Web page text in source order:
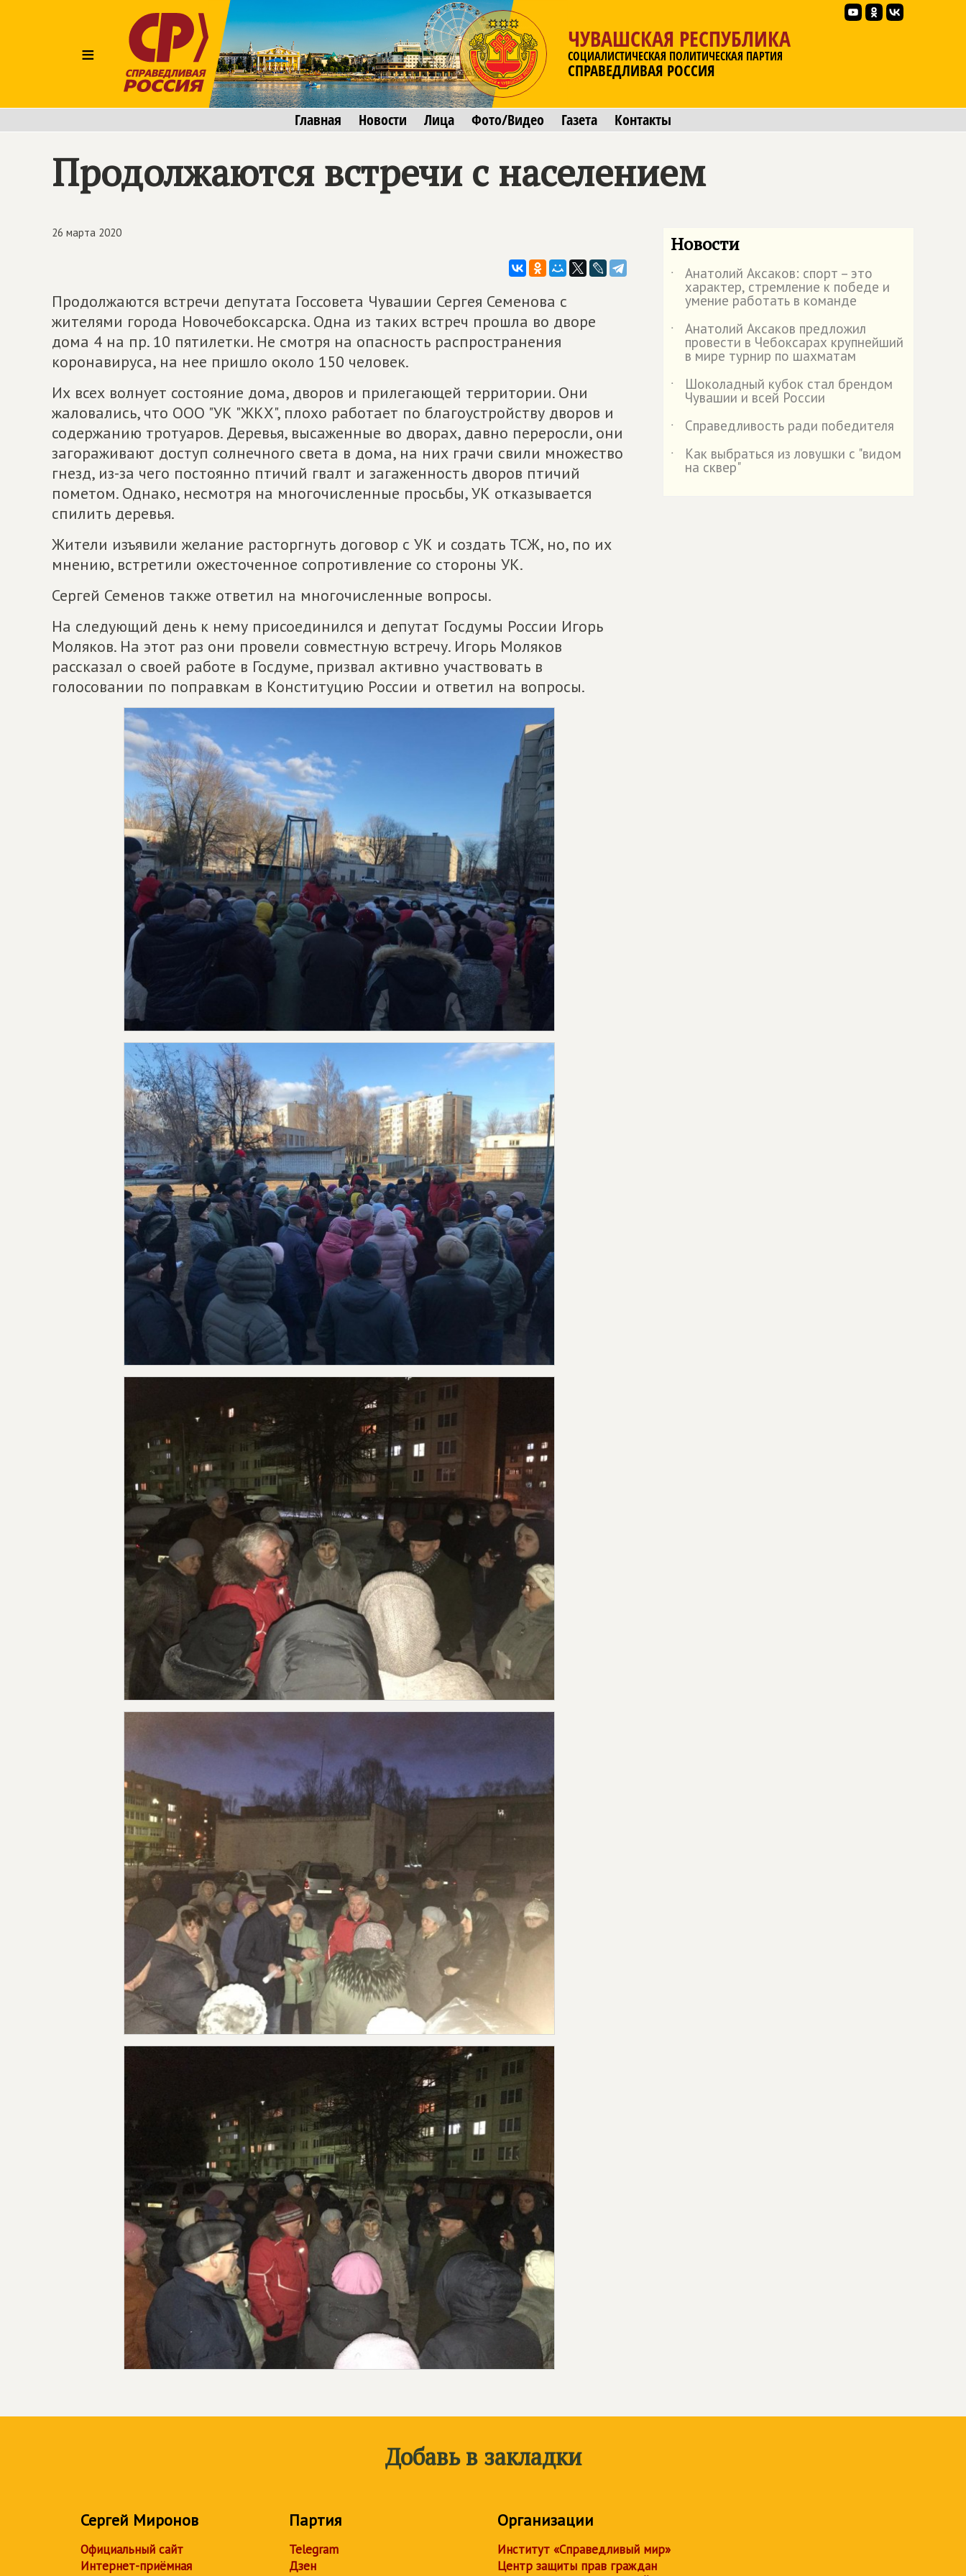
≡
ЧУВАШСКАЯ РЕСПУБЛИКА
СОЦИАЛИСТИЧЕСКАЯ ПОЛИТИЧЕСКАЯ ПАРТИЯ
СПРАВЕДЛИВАЯ РОССИЯ
Главная Новости Лица Фото/Видео Газета Контакты
Продолжаются встречи с населением
26 марта 2020
Продолжаются встречи депутата Госсовета Чувашии Сергея Семенова с
жителями города Новочебоксарска. Одна из таких встреч прошла во дворе
дома 4 на пр. 10 пятилетки. Не смотря на опасность распространения
коронавируса, на нее пришло около 150 человек.
Их всех волнует состояние дома, дворов и прилегающей территории. Они
жаловались, что ООО "УК "ЖКХ", плохо работает по благоустройству дворов и
содержанию тротуаров. Деревья, высаженные во дворах, давно переросли, они
загораживают доступ солнечного света в дома, на них грачи свили множество
гнезд, из-за чего постоянно птичий гвалт и загаженность дворов птичий
пометом. Однако, несмотря на многочисленные просьбы, УК отказывается
спилить деревья.
Жители изъявили желание расторгнуть договор с УК и создать ТСЖ, но, по их
мнению, встретили ожесточенное сопротивление со стороны УК.
Сергей Семенов также ответил на многочисленные вопросы.
На следующий день к нему присоединился и депутат Госдумы России Игорь
Моляков. На этот раз они провели совместную встречу. Игорь Моляков
рассказал о своей работе в Госдуме, призвал активно участвовать в
голосовании по поправкам в Конституцию России и ответил на вопросы.
Новости
˙ Анатолий Аксаков: спорт – это
характер, стремление к победе и
умение работать в команде
˙
Анатолий Аксаков предложил
провести в Чебоксарах крупнейший
в мире турнир по шахматам
˙
Шоколадный кубок стал брендом
Чувашии и всей России
˙
Справедливость ради победителя
˙
Как выбраться из ловушки с "видом
на сквер"
Добавь в закладки
Сергей Миронов
Официальный сайт
Интернет-приёмная
Партия
Telegram
Дзен
Организации
Институт «Справедливый мир»
Центр защиты прав граждан